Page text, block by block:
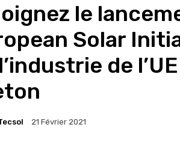
le
Solar
de
21 Février 2021